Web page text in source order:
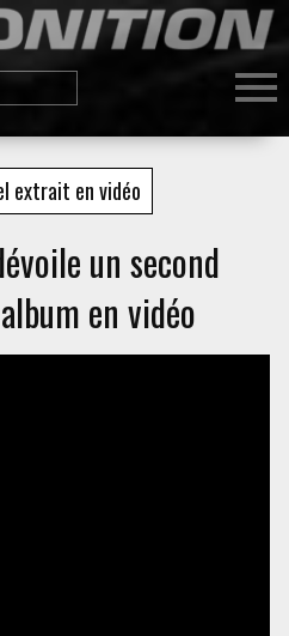
extrait en vidéo
un second
en vidéo